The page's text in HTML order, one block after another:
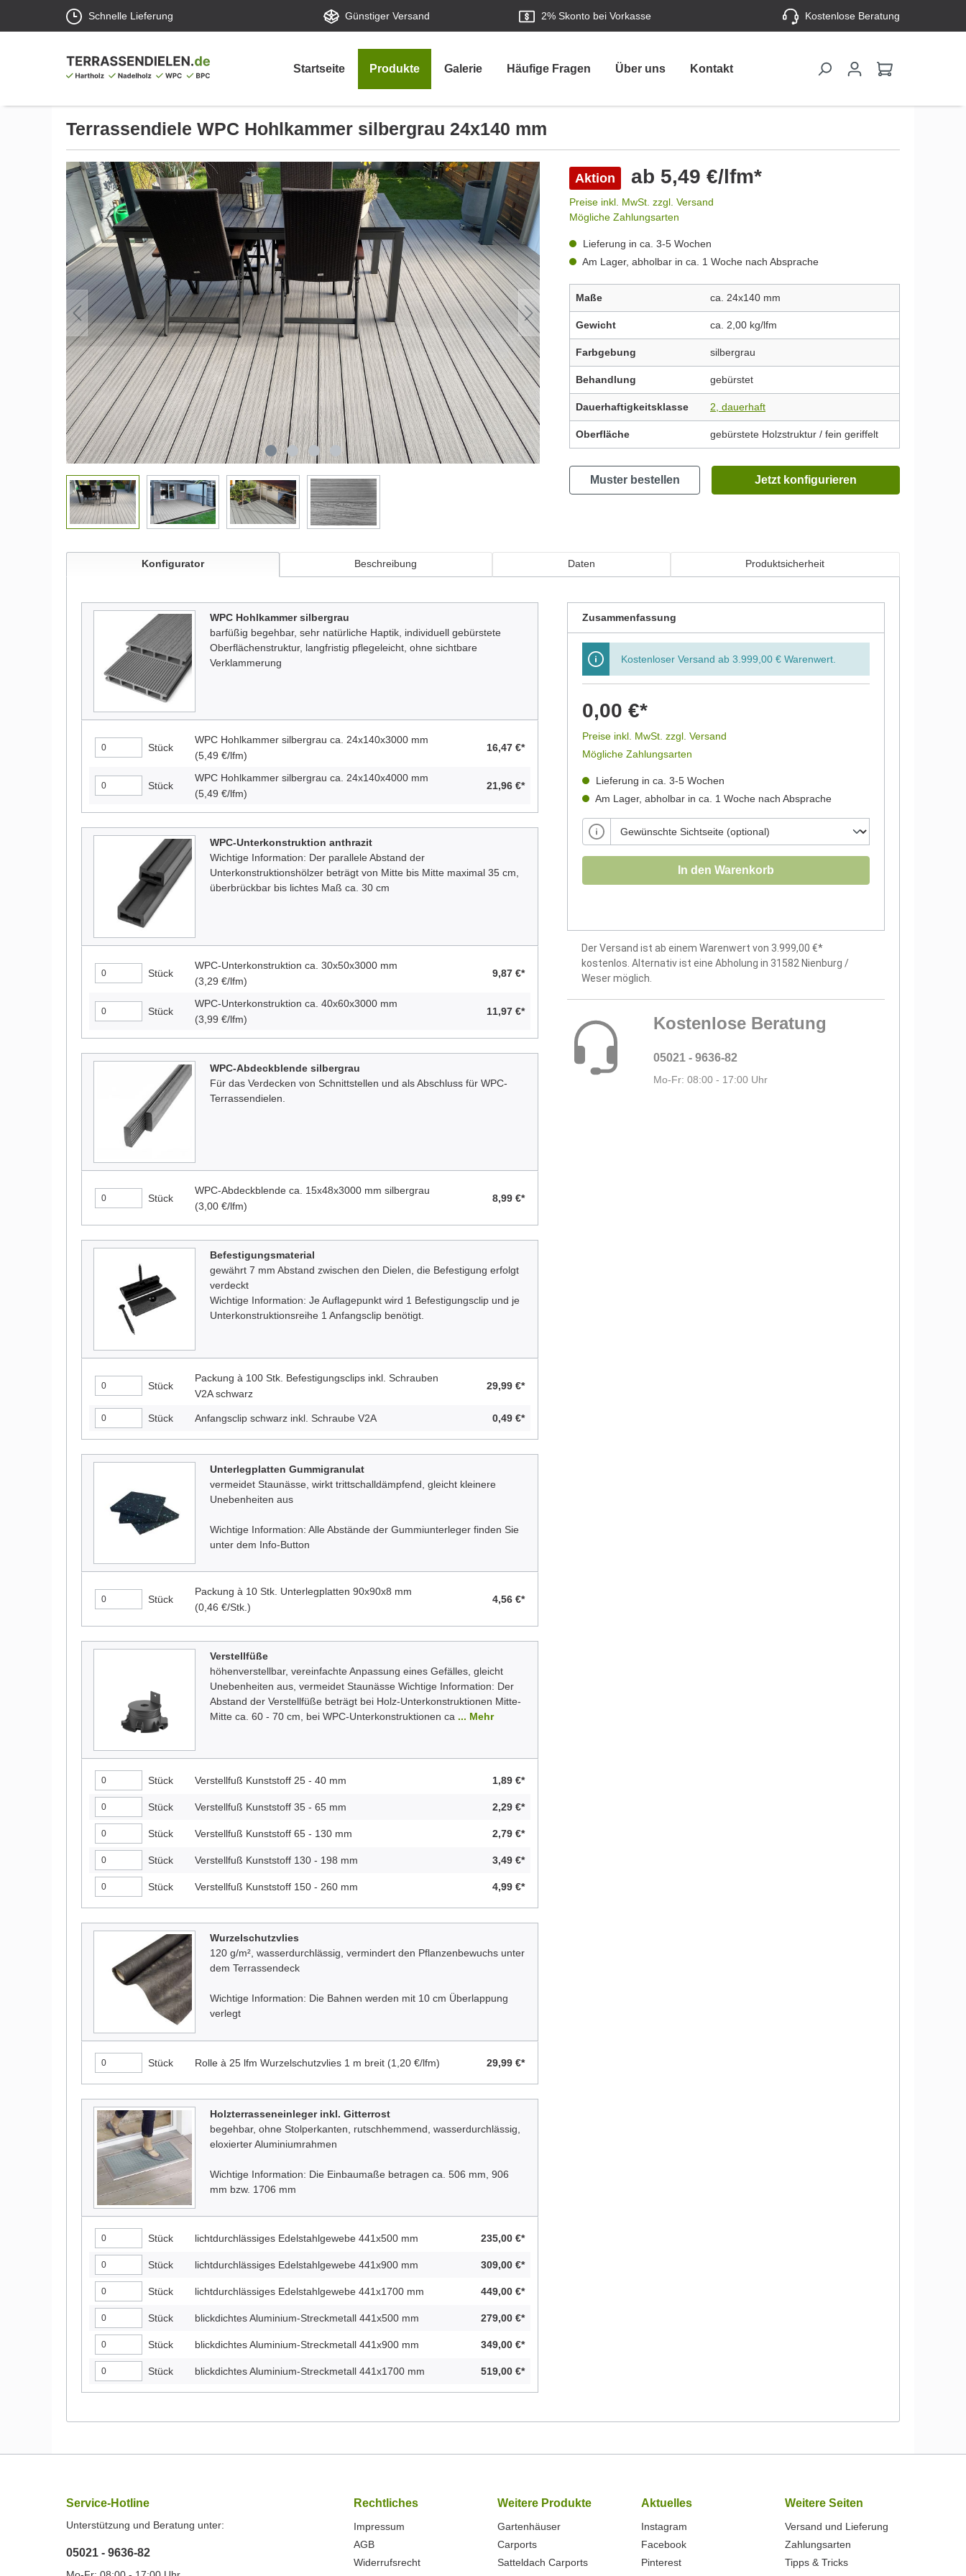
Schnelle Lieferung Günstiger Versand 2% Skonto bei Vorkasse Kostenlose Beratung
Startseite Produkte Galerie Häufige Fragen Über uns Kontakt
Terrassendiele WPC Hohlkammer silbergrau 24x140 mm
Aktion ab 5,49 €/lfm*
Preise inkl. MwSt. zzgl. Versand
Mögliche Zahlungsarten
Lieferung in ca. 3-5 Wochen
Am Lager, abholbar in ca. 1 Woche nach Absprache
Maße ca. 24x140 mm
Gewicht ca. 2,00 kg/lfm
Farbgebung silbergrau
Behandlung gebürstet
Dauerhaftigkeitsklasse 2, dauerhaft
Oberfläche gebürstete Holzstruktur / fein geriffelt
Muster bestellen Jetzt konfigurieren
Konfigurator Beschreibung Daten Produktsicherheit
WPC Hohlkammer silbergrau
barfüßig begehbar, sehr natürliche Haptik, individuell gebürstete
Oberflächenstruktur, langfristig pflegeleicht, ohne sichtbare
Verklammerung
Stück
WPC Hohlkammer silbergrau ca. 24x140x3000 mm
(5,49 €/lfm)
16,47 €*
Stück
WPC Hohlkammer silbergrau ca. 24x140x4000 mm
(5,49 €/lfm)
21,96 €*
WPC-Unterkonstruktion anthrazit
Wichtige Information: Der parallele Abstand der
Unterkonstruktionshölzer beträgt von Mitte bis Mitte maximal 35 cm,
überbrückbar bis lichtes Maß ca. 30 cm
Stück
WPC-Unterkonstruktion ca. 30x50x3000 mm
(3,29 €/lfm)
9,87 €*
Stück
WPC-Unterkonstruktion ca. 40x60x3000 mm
(3,99 €/lfm)
11,97 €*
WPC-Abdeckblende silbergrau
Für das Verdecken von Schnittstellen und als Abschluss für WPC-
Terrassendielen.
Stück
WPC-Abdeckblende ca. 15x48x3000 mm silbergrau
(3,00 €/lfm)
8,99 €*
Befestigungsmaterial
gewährt 7 mm Abstand zwischen den Dielen, die Befestigung erfolgt
verdeckt
Wichtige Information: Je Auflagepunkt wird 1 Befestigungsclip und je
Unterkonstruktionsreihe 1 Anfangsclip benötigt.
Stück
Packung à 100 Stk. Befestigungsclips inkl. Schrauben
V2A schwarz
29,99 €*
Stück Anfangsclip schwarz inkl. Schraube V2A 0,49 €*
Unterlegplatten Gummigranulat
vermeidet Staunässe, wirkt trittschalldämpfend, gleicht kleinere
Unebenheiten aus
Wichtige Information: Alle Abstände der Gummiunterleger finden Sie
unter dem Info-Button
Stück
Packung à 10 Stk. Unterlegplatten 90x90x8 mm
(0,46 €/Stk.)
4,56 €*
Verstellfüße
höhenverstellbar, vereinfachte Anpassung eines Gefälles, gleicht
Unebenheiten aus, vermeidet Staunässe Wichtige Information: Der
Abstand der Verstellfüße beträgt bei Holz-Unterkonstruktionen Mitte-
Mitte ca. 60 - 70 cm, bei WPC-Unterkonstruktionen ca ... Mehr
Stück Verstellfuß Kunststoff 25 - 40 mm 1,89 €*
Stück Verstellfuß Kunststoff 35 - 65 mm 2,29 €*
Stück Verstellfuß Kunststoff 65 - 130 mm 2,79 €*
Stück Verstellfuß Kunststoff 130 - 198 mm 3,49 €*
Stück Verstellfuß Kunststoff 150 - 260 mm 4,99 €*
Wurzelschutzvlies
120 g/m², wasserdurchlässig, vermindert den Pflanzenbewuchs unter
dem Terrassendeck
Wichtige Information: Die Bahnen werden mit 10 cm Überlappung
verlegt
Stück Rolle à 25 lfm Wurzelschutzvlies 1 m breit (1,20 €/lfm) 29,99 €*
Holzterrasseneinleger inkl. Gitterrost
begehbar, ohne Stolperkanten, rutschhemmend, wasserdurchlässig,
eloxierter Aluminiumrahmen
Wichtige Information: Die Einbaumaße betragen ca. 506 mm, 906
mm bzw. 1706 mm
Stück lichtdurchlässiges Edelstahlgewebe 441x500 mm 235,00 €*
Stück lichtdurchlässiges Edelstahlgewebe 441x900 mm 309,00 €*
Stück lichtdurchlässiges Edelstahlgewebe 441x1700 mm 449,00 €*
Stück blickdichtes Aluminium-Streckmetall 441x500 mm 279,00 €*
Stück blickdichtes Aluminium-Streckmetall 441x900 mm 349,00 €*
Stück blickdichtes Aluminium-Streckmetall 441x1700 mm 519,00 €*
Zusammenfassung
KostenloserVersand ab 3.999,00 € Warenwert.
0,00 €*
Preise inkl. MwSt. zzgl. Versand
Mögliche Zahlungsarten
Lieferung in ca. 3-5 Wochen
Am Lager, abholbar in ca. 1 Woche nach Absprache
In den Warenkorb
Der Versand ist ab einem Warenwert von 3.999,00 €*
kostenlos. Alternativ ist eine Abholung in 31582 Nienburg /
Weser möglich.
Kostenlose Beratung
05021 - 9636-82
Mo-Fr: 08:00 - 17:00 Uhr
Service-Hotline
Unterstützung und Beratung unter:
05021 - 9636-82
Rechtliches
Impressum
AGB
Widerrufsrecht
Weitere Produkte
Gartenhäuser
Carports
Satteldach Carports
Aktuelles
Instagram
Facebook
Pinterest
Weitere Seiten
Versand und Lieferung
Zahlungsarten
Tipps & Tricks